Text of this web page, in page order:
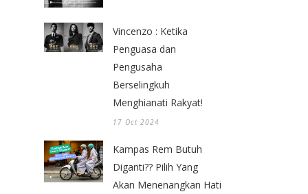
Vincenzo : Ketika
Penguasa dan
Pengusaha
Berselingkuh
Menghianati Rakyat!
17 Oct 2024
Kampas Rem Butuh
Diganti?? Pilih Yang
Akan Menenangkan Hati